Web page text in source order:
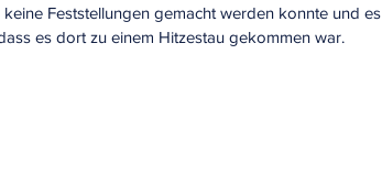
Feststellungen gemacht werden konnte und es
es dort zu einem Hitzestau gekommen war.